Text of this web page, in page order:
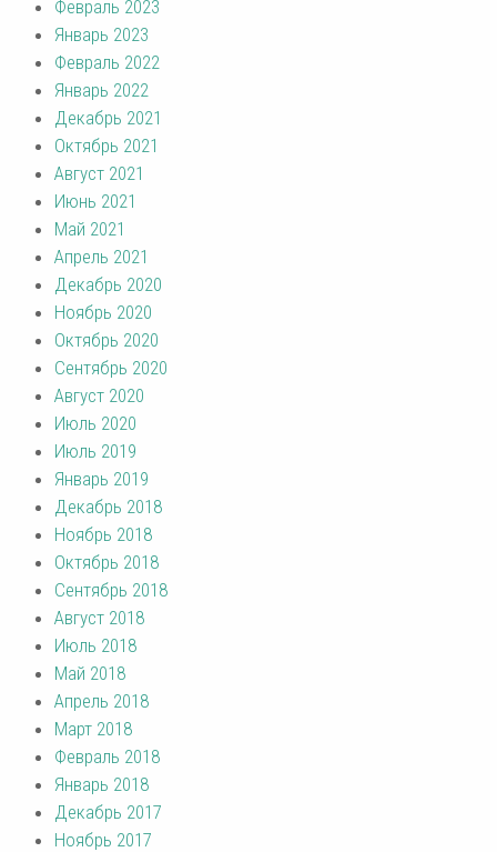
Февраль 2023
Январь 2023
Февраль 2022
Январь 2022
Декабрь 2021
Октябрь 2021
Август 2021
Июнь 2021
Май 2021
Апрель 2021
Декабрь 2020
Ноябрь 2020
Октябрь 2020
Сентябрь 2020
Август 2020
Июль 2020
Июль 2019
Январь 2019
Декабрь 2018
Ноябрь 2018
Октябрь 2018
Сентябрь 2018
Август 2018
Июль 2018
Май 2018
Апрель 2018
Март 2018
Февраль 2018
Январь 2018
Декабрь 2017
Ноябрь 2017